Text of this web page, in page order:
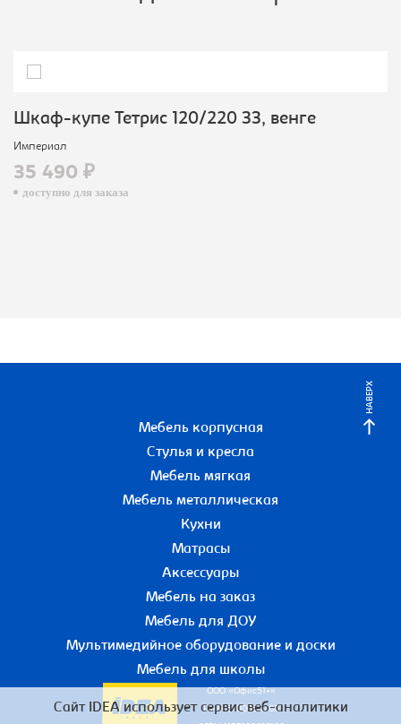
Шкаф-купе Тетрис 120/220 ЗЗ, венге
Империал
35 490 ₽
доступно для заказа
НАВЕРХ
Мебель корпусная
Стулья и кресла
Мебель мягкая
Мебель металлическая
Кухни
Матрасы
Аксессуары
Мебель на заказ
Мебель для ДОУ
Мультимедийное оборудование и доски
Мебель для школы
ООО «Офис51+»
ИНН 5190055780
Сайт IDEA использует сервис веб-аналитики